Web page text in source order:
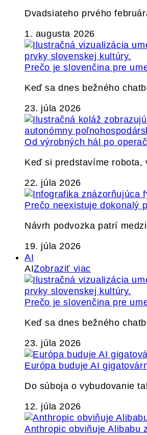
Dvadsiateho prvého
1. augusta 2026
Prečo je slovenčina pre
Keď sa dnes bežného
23. júla 2026
Od výrobných hál po
Keď si predstavíme
22. júla 2026
Prečo neexistuje dokonalý
Návrh podvozka patrí
19. júla 2026
AI
AIZobraziť viac
Prečo je slovenčina pre
Keď sa dnes bežného
23. júla 2026
Európa buduje AI
Do súboja o vybudovanie
12. júla 2026
Anthropic obviňuje Alibabu